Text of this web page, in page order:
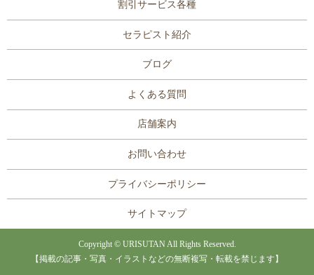
割引サービス各種
セラピスト紹介
ブログ
よくある質問
店舗案内
お問い合わせ
プライバシーポリシー
サイトマップ
Copyright © URISUTAN All Rights Reserved.
【掲載の記事・写真・イラストなどの無断複写・転載を禁じます】